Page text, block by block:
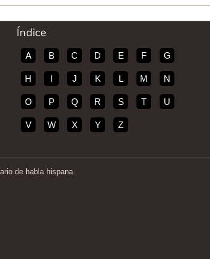
Índice
A B C D E F G
H J K L M N
O P Q R S T U
V W X Y Z
de habla hispana.